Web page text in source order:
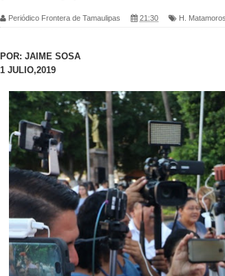
Periódico Frontera de Tamaulipas 21:30 H. Matamoros
POR: JAIME SOSA
1 JULIO,2019